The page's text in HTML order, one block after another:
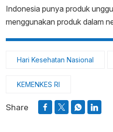
Indonesia punya produk
menggunakan produk dalam
Hari Kesehatan Nasional
KEMENKES RI
Share